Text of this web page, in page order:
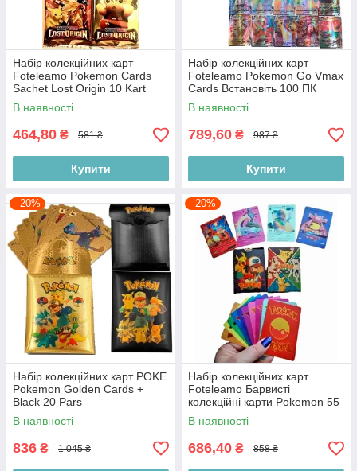
Набір колекційних карт
Foteleamo Pokemon Cards
Sachet Lost Origin 10 Kart
В наявності
464,80 ₴ 581 ₴
Купити
Набір колекційних карт
Foteleamo Pokemon Go Vmax
Cards Встановіть 100 ПК
В наявності
789,60 ₴ 987 ₴
Купити
–20%
Набір колекційних карт POKE
Pokemon Golden Cards +
Black 20 Pars
В наявності
836 ₴ 1 045 ₴
–20%
Набір колекційних карт
Foteleamo Барвисті
колекційні карти Pokemon 55
ПК
В наявності
686,40 ₴ 858 ₴